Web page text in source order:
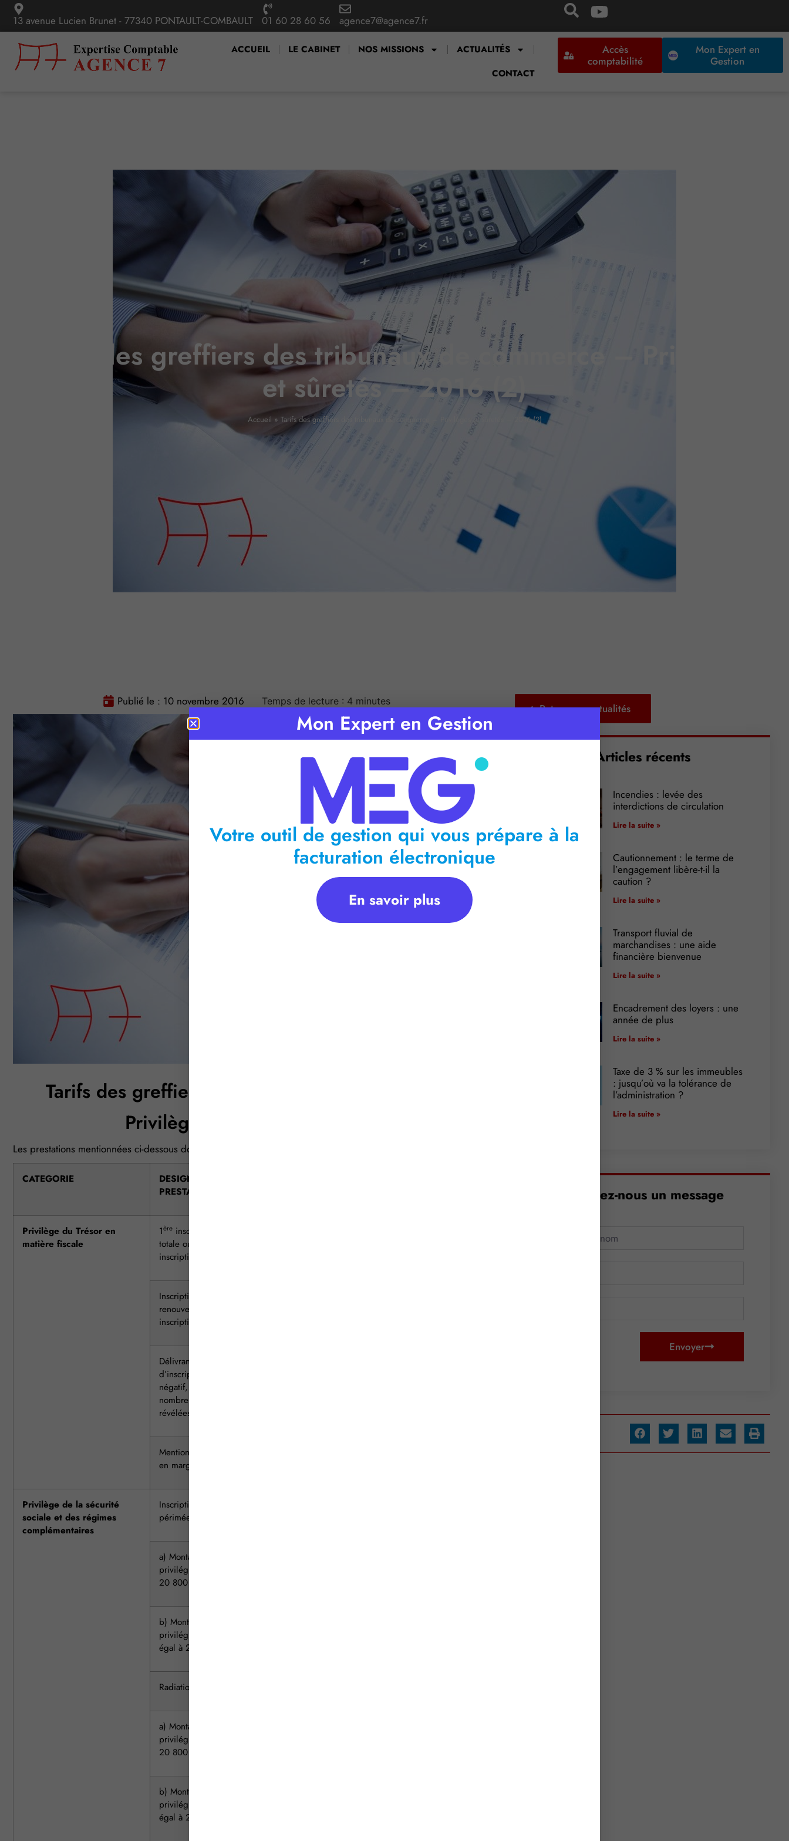
13 avenue Lucien Brunet - 77340 PONTAULT-COMBAULT 01 60 28 60 56 agence7@agence7.fr
ACCUEIL LE CABINET NOS MISSIONS
ACTUALITÉS
CONTACT
Accès
comptabilité
Mon Expert en
Gestion
Tarifs des greffiers des tribunaux de commerce – Privilèges
et sûretés – 2016 (2)
Accueil » Tarifs des greffiers des tribunaux de commerce – Privilèges et sûretés – 2016 (2)
Publié le : 10 novembre 2016 Temps de lecture : 4 minutes
Tarifs des greffiers des tribunaux de commerce
Privilèges et sûretés – 2016
Les prestations mentionnées ci-dessous donnent lieu à la perception des émoluments suivants :
CATEGORIE
DESIGNATION DE LA
PRESTATION
Privilège du Trésor en
matière fiscale
1ère inscription, la radiation
totale ou partielle d’une
inscription non périmée
Inscription suivante, le
renouvellement d’une
inscription ou la subrogation
Délivrance d’un état
d’inscription positif ou
négatif, quel que soit le
nombre d’inscriptions
révélées
Mention d’une contestation
en marge d’une inscription
Privilège de la sécurité
sociale et des régimes
complémentaires
Inscription, y compris radiation totale d’une inscription non
périmée :
a) Montant des sommes
privilégiées inférieur à
20 800 €
b) Montant des sommes
privilégiées supérieur ou
égal à 20 800 €
Radiation partielle d’une inscription non périmée :
a) Montant des sommes
privilégiées inférieur à
20 800 €
b) Montant des sommes
privilégiées supérieur ou
égal à 20 800 €
Retour aux actualités
Articles récents
Incendies : levée des
interdictions de circulation
Lire la suite »
Cautionnement : le terme de
l’engagement libère-t-il la
caution ?
Lire la suite »
Transport fluvial de
marchandises : une aide
financière bienvenue
Lire la suite »
Encadrement des loyers : une
année de plus
Lire la suite »
Taxe de 3 % sur les immeubles
: jusqu’où va la tolérance de
l’administration ?
Lire la suite »
Envoyez-nous un message
Envoyer
Mon Expert en Gestion
Votre outil de gestion qui vous prépare à la
facturation électronique
En savoir plus